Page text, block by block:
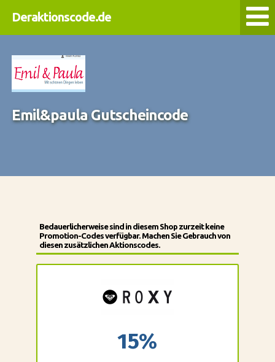
Deraktionscode.de
Emil&paula Gutscheincode
Bedauerlicherweise sind in diesem Shop zurzeit keine
Promotion-Codes verfügbar. Machen Sie Gebrauch von
diesen zusätzlichen Aktionscodes.
15%